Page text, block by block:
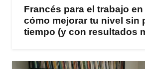
Francés para el trabajo
cómo mejorar tu nivel sin
tiempo (y con resultados